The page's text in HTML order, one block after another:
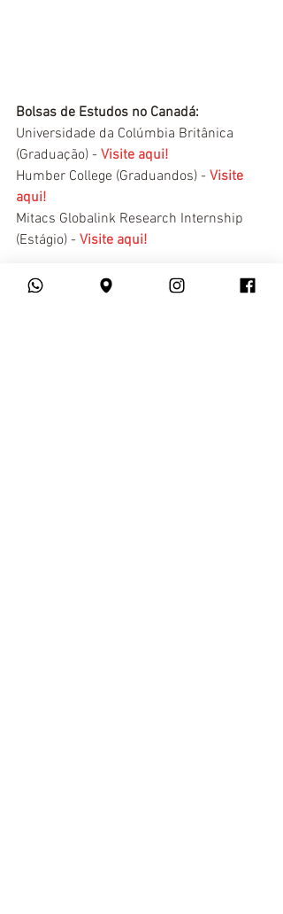
Bolsas de Estudos no Canadá:
Universidade da Colúmbia Britânica
(Graduação) - Visite aqui!
Humber College (Graduandos) - Visite
aqui!
Mitacs Globalink Research Internship
(Estágio) - Visite aqui!